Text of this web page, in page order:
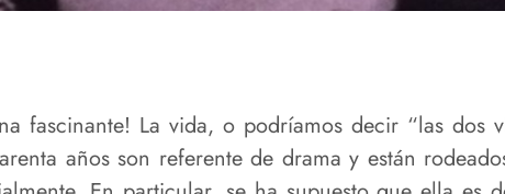
fascinante! La vida, o podríamos decir “las dos
años son referente de drama y están